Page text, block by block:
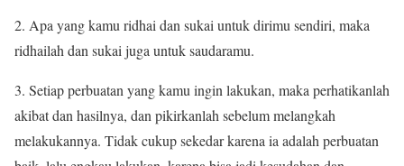
2. Apa yang kamu ridhai dan sukai untuk dirimu sendiri, maka
ridhailah dan sukai juga untuk saudaramu.
3. Setiap perbuatan yang kamu ingin lakukan, maka perhatikanlah
akibat dan hasilnya, dan pikirkanlah sebelum melangkah
melakukannya. Tidak cukup sekedar karena ia adalah perbuatan